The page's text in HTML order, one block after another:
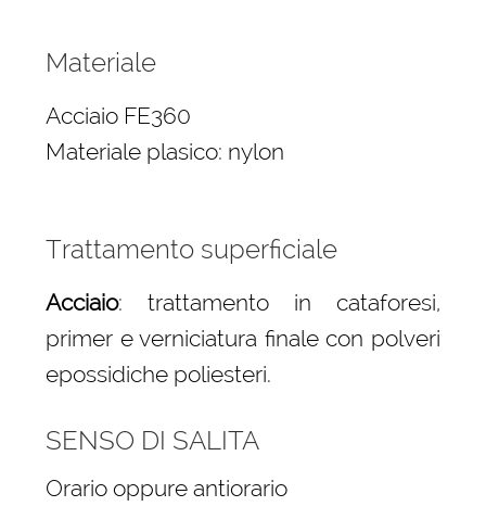
Materiale
Acciaio FE360
Materiale plasico: nylon
Trattamento superficiale
Acciaio: trattamento in cataforesi,
primer e verniciatura finale con polveri
epossidiche poliesteri.
SENSO DI SALITA
Orario oppure antiorario